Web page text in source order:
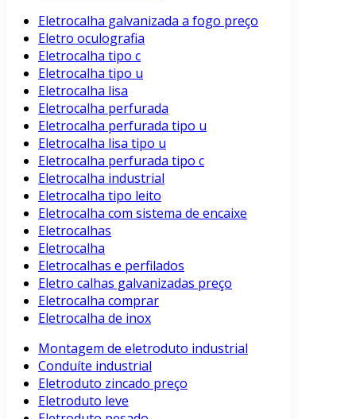
Eletrocalha galvanizada a fogo preço
Eletro oculografia
Eletrocalha tipo c
Eletrocalha tipo u
Eletrocalha lisa
Eletrocalha perfurada
Eletrocalha perfurada tipo u
Eletrocalha lisa tipo u
Eletrocalha perfurada tipo c
Eletrocalha industrial
Eletrocalha tipo leito
Eletrocalha com sistema de encaixe
Eletrocalhas
Eletrocalha
Eletrocalhas e perfilados
Eletro calhas galvanizadas preço
Eletrocalha comprar
Eletrocalha de inox
Montagem de eletroduto industrial
Conduíte industrial
Eletroduto zincado preço
Eletroduto leve